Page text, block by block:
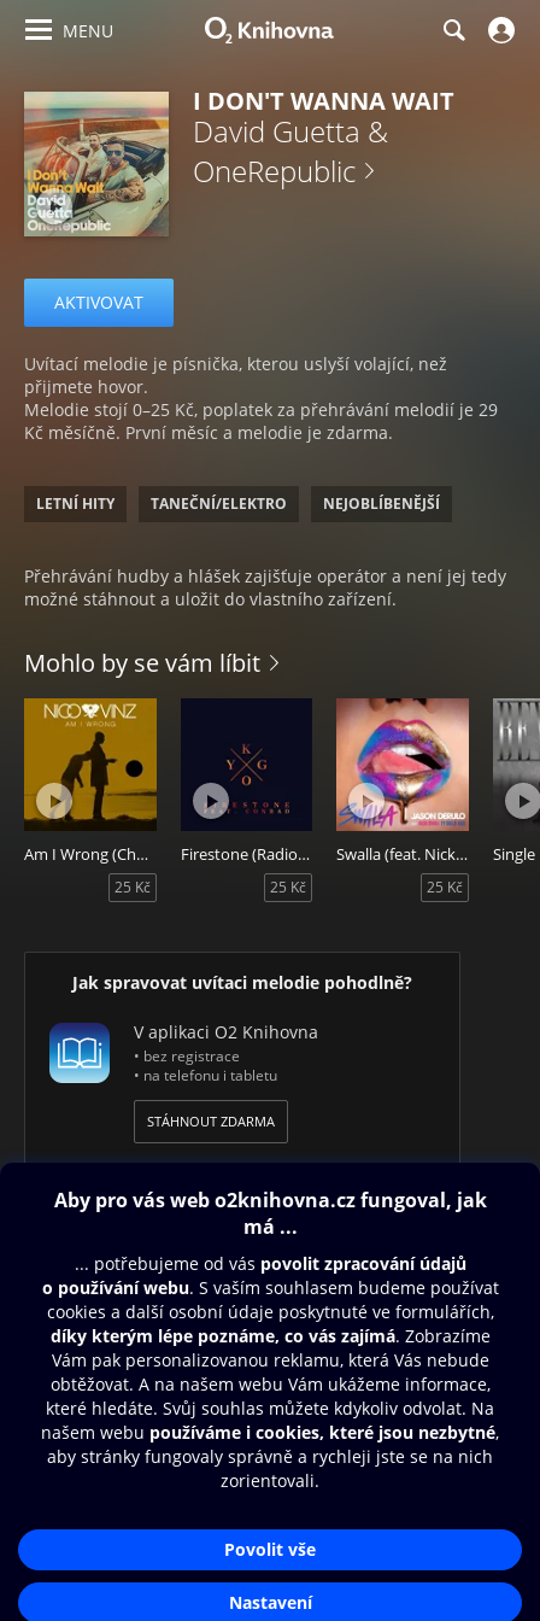
MENU
I DON'T WANNA WAIT
David Guetta &
OneRepublic
AKTIVOVAT
Uvítací melodie je písnička, kterou uslyší volající, než
přijmete hovor.
Melodie stojí 0–25 Kč, poplatek za přehrávání melodií je 29
Kč měsíčně. První měsíc a melodie je zdarma.
LETNÍ HITY TANEČNÍ/ELEKTRO NEJOBLÍBENĚJŠÍ
Přehrávání hudby a hlášek zajišťuje operátor a není jej tedy
možné stáhnout a uložit do vlastního zařízení.
Mohlo by se vám líbit
Am I Wrong (Chorus)
25 Kč
Firestone (Radio Edit)
25 Kč
Swalla (feat. Nicki Minaj and Ty Dolla $ign)
25 Kč
Jak spravovat uvítaci melodie pohodlně?
V aplikaci O2 Knihovna
• bez registrace
• na telefonu i tabletu
STÁHNOUT ZDARMA
Obsah ke stažení
Moje O2 Knihovna
Další zábava
© O2 Czech Republic a.s.
Zásady zpracování osobních údajůAplikace O2 Knihovna
Čti a poslouchej své e-knihy a